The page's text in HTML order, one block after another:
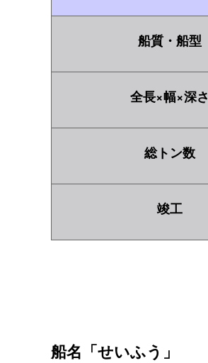
船質・船型
全長×幅×深さ
総トン数
竣工
船名「せいふう」